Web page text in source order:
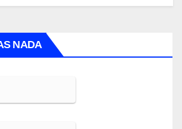
NADA